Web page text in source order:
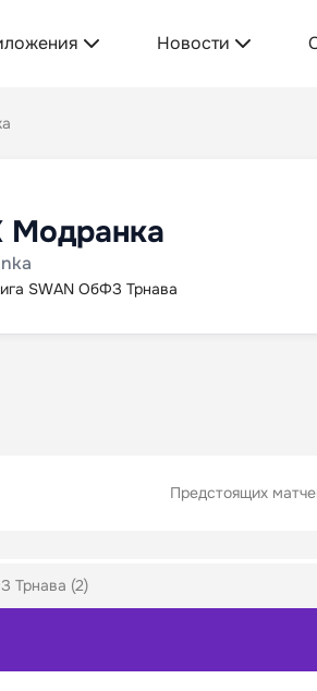
Новости
SWAN ОбФЗ Трнава
Предстоящих
Трнава (2)